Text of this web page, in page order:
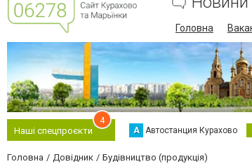
Головна
Наші спецпроєкти
4
А Автостанция Курахово
Головна Довідник Будівництво (продукція)